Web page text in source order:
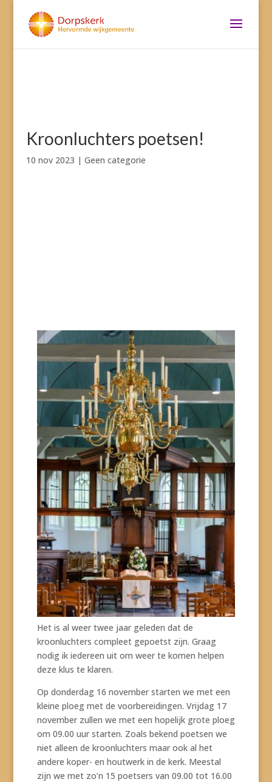
Kroonluchters poetsen!
10 nov 2023 | Geen categorie
Het is al weer twee jaar geleden dat de
kroonluchters compleet gepoetst zijn. Graag
nodig ik iedereen uit om weer te komen helpen
deze klus te klaren.
Op donderdag 16 november starten we met een
kleine ploeg met de voorbereidingen. Vrijdag 17
november zullen we met een hopelijk grote ploeg
om 09.00 uur starten. Zoals bekend poetsen we
niet alleen de kroonluchters maar ook al het
andere koper- en houtwerk in de kerk. Meestal
zijn we met zo’n 15 poetsers van 09.00 tot 16.00